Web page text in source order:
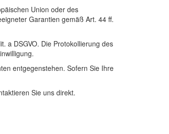
Union oder des
Garantien gemäß Art. 44 ff.
a DSGVO. Die Protokollierung des
entgegenstehen. Sofern Sie Ihre
Sie uns direkt.